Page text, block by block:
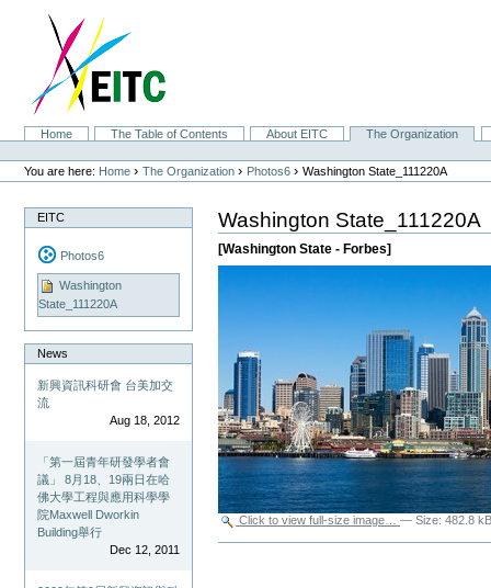
navigation
SectionsHome The Table of Contents About EITC
The Organization
Personal
tools
You are here: Home ›The Organization › Photos6 ›Washington State_111220A
EITC
Photos6
Washington
State_111220A
News
新興資訊科研會 台美加交
流
Aug 18, 2012
「第一屆青年研發學者會
議」 8月18、19兩日在哈
佛大學工程與應用科學學
院Maxwell Dworkin
Building舉行
Dec 12, 2011
Washington State_111220A
[Washington State - Forbes]
Click to view full-size image… —Size:482.8